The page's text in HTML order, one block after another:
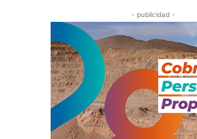
- publicidad -